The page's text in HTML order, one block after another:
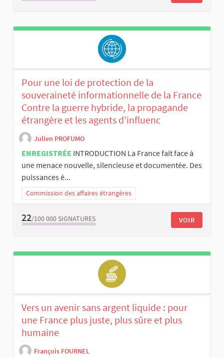
Pour une loi de protection de la
souveraineté informationnelle de la France
Contre la guerre hybride, la propagande
étrangère et les agents d'influenc
Julien PROFUMO
ENREGISTRÉE INTRODUCTION La France fait face à
une menace nouvelle, silencieuse et documentée. Des
puissances é...
Commission des affaires étrangères
22/100 000 SIGNATURES VOIR
Vers un avenir sans argent liquide : pour
une France plus juste, plus sûre et plus
humaine
François FOURNEL